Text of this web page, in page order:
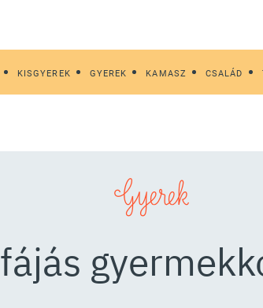
KISGYEREK GYEREK KAMASZ CSALÁD
Gyerek